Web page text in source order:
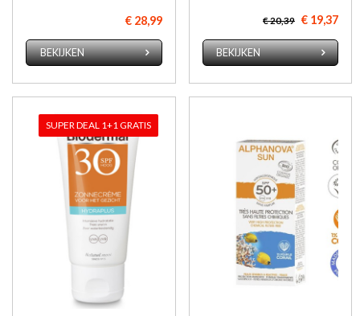
€ 28,99
BEKIJKEN
€ 20,39 € 19,37
BEKIJKEN
SUPER DEAL 1+1 GRATIS